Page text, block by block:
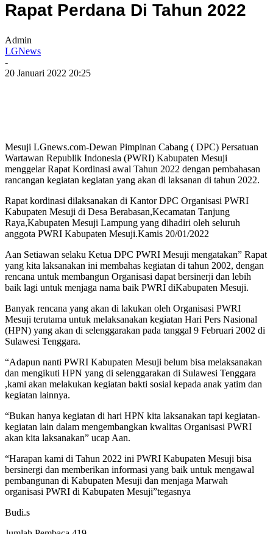
Rapat Perdana Di Tahun 2022
Admin
LGNews
-
20 Januari 2022 20:25
Mesuji LGnews.com-Dewan Pimpinan Cabang ( DPC) Persatuan
Wartawan Republik Indonesia (PWRI) Kabupaten Mesuji
menggelar Rapat Kordinasi awal Tahun 2022 dengan pembahasan
rancangan kegiatan kegiatan yang akan di laksanan di tahun 2022.
Rapat kordinasi dilaksanakan di Kantor DPC Organisasi PWRI
Kabupaten Mesuji di Desa Berabasan,Kecamatan Tanjung
Raya,Kabupaten Mesuji Lampung yang dihadiri oleh seluruh
anggota PWRI Kabupaten Mesuji.Kamis 20/01/2022
Aan Setiawan selaku Ketua DPC PWRI Mesuji mengatakan” Rapat
yang kita laksanakan ini membahas kegiatan di tahun 2002, dengan
rencana untuk membangun Organisasi dapat bersinerji dan lebih
baik lagi untuk menjaga nama baik PWRI diKabupaten Mesuji.
Banyak rencana yang akan di lakukan oleh Organisasi PWRI
Mesuji terutama untuk melaksanakan kegiatan Hari Pers Nasional
(HPN) yang akan di selenggarakan pada tanggal 9 Februari 2002 di
Sulawesi Tenggara.
“Adapun nanti PWRI Kabupaten Mesuji belum bisa melaksanakan
dan mengikuti HPN yang di selenggarakan di Sulawesi Tenggara
,kami akan melakukan kegiatan bakti sosial kepada anak yatim dan
kegiatan lainnya.
“Bukan hanya kegiatan di hari HPN kita laksanakan tapi kegiatan-
kegiatan lain dalam mengembangkan kwalitas Organisasi PWRI
akan kita laksanakan” ucap Aan.
“Harapan kami di Tahun 2022 ini PWRI Kabupaten Mesuji bisa
bersinergi dan memberikan informasi yang baik untuk mengawal
pembangunan di Kabupaten Mesuji dan menjaga Marwah
organisasi PWRI di Kabupaten Mesuji”tegasnya
Budi.s